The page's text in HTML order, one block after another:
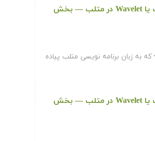
دانلود رایگان کدها و برنامه های آماده تبدیلات موجک یا Wavelet در متلب‬‬ — بخش
‫در ادامه کدها و برنامه های آماده تبدیلات موجک یا wavelet که به زبان برنامه نویسی متلب پیاده
دانلود رایگان کدها و برنامه های آماده تبدیلات موجک یا Wavelet در متلب‬‬ — بخش